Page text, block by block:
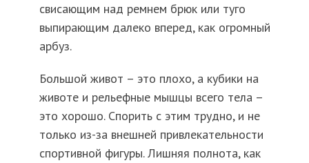
свисающим над ремнем брюк или туго
выпирающим далеко вперед, как огромный
арбуз.
Большой живот – это плохо, а кубики на
животе и рельефные мышцы всего тела –
это хорошо. Спорить с этим трудно, и не
только из-за внешней привлекательности
спортивной фигуры. Лишняя полнота, как